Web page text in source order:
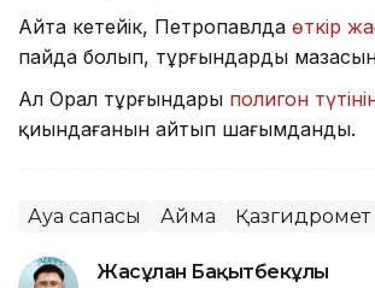
Айта кетейік, Петропавлда өткір
пайда болып, тұрғындардың
Ал Орал тұрғындары полигон
қиындағанын айтып шағымданды.
Ауа сапасы Аймақ Қазгидромет
Жасұлан Бақытбекұлы